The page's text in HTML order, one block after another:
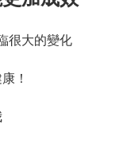
很大的變化
！